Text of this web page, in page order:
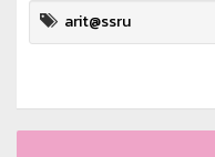
arit@ssru